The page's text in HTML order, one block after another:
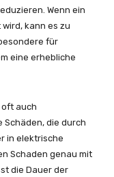
Wenn ein
kann es zu
für
eine erhebliche
oft auch
Schäden, die durch
in elektrische
Schaden genau mit
die Dauer der